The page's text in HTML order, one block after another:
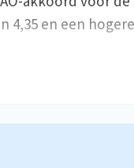
4,35 en een hogere